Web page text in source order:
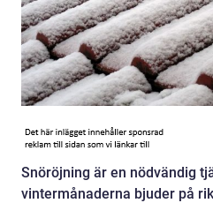
Snöröjning är en nödvändig
vintermånaderna bjuder på